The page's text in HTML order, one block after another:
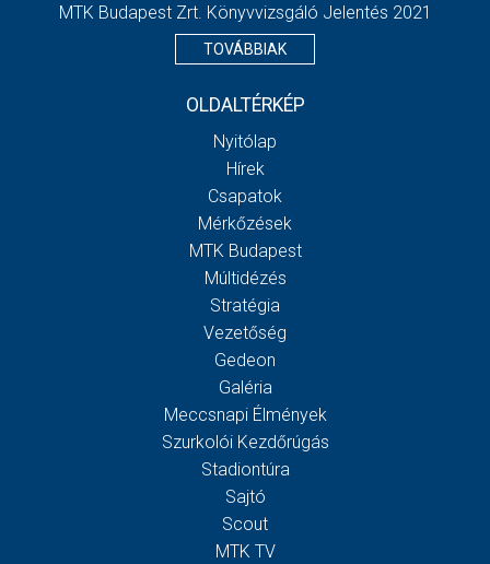
MTK Budapest Zrt. Könyvvizsgáló Jelentés 2021
TOVÁBBIAK
OLDALTÉRKÉP
Nyitólap
Hírek
Csapatok
Mérkőzések
MTK Budapest
Múltidézés
Stratégia
Vezetőség
Gedeon
Galéria
Meccsnapi Élmények
Szurkolói Kezdőrúgás
Stadiontúra
Sajtó
Scout
MTK TV